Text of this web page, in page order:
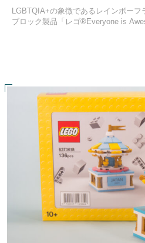
LGBTQIA+の象徴であるレインボー
ブロック製品「レゴ®Everyone is